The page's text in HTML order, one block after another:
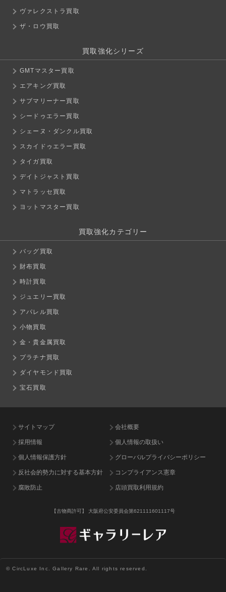
ヴァレクストラ買取
ザ・ロウ買取
買取強化シリーズ
GMTマスター買取
エアキング買取
サブマリーナー買取
シードゥエラー買取
シェーヌ・ダンクル買取
スカイドゥエラー買取
タイガ買取
デイトジャスト買取
マトラッセ買取
ヨットマスター買取
買取強化カテゴリー
バッグ買取
財布買取
時計買取
ジュエリー買取
アパレル買取
小物買取
金・貴金属買取
プラチナ買取
ダイヤモンド買取
宝石買取
サイトマップ 会社概要
採用情報 個人情報の取扱い
個人情報保護方針 グローバルプライバシーポリシー
反社会的勢力に対する基本方針 コンプライアンス憲章
腐敗防止 店頭買取利用規約
【古物商許可】 大阪府公安委員会第621111601117号
© CircLuxe Inc. Gallery Rare. All rights reserved.